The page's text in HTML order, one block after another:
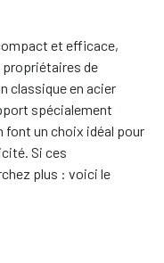
et efficace,
de
classique en acier
spécialement
un choix idéal pour
Si ces
plus : voici le